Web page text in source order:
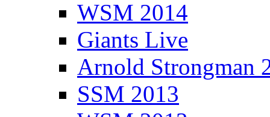
WSM 2014
Giants Live
Arnold Strongman
SSM 2013